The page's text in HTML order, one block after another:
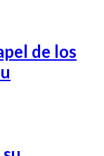
de los